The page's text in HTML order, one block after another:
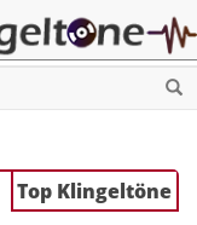
Top Klingeltöne